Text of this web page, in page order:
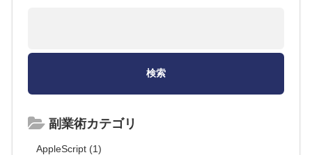
副業術カテゴリ
AppleScript (1)